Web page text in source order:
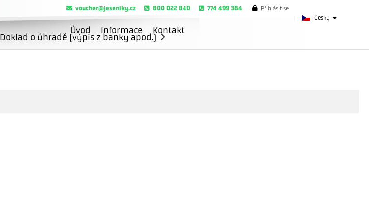
Česky
voucher@jeseniky.cz 800 022 840 774 499 384 Přihlásit se
Úvod Informace Kontakt
Doklad o úhradě (výpis z banky apod.)